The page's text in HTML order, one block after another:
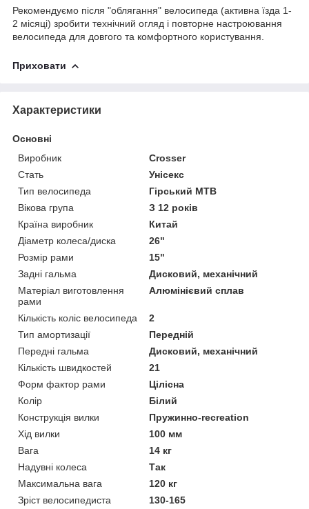
Рекомендуємо після "облягання" велосипеда (активна їзда 1-
2 місяці) зробити технічний огляд і повторне настроювання
велосипеда для довгого та комфортного користування.
Приховати
Характеристики
Основні
Виробник
Crosser
Стать
Унісекс
Тип велосипеда
Гірський MTB
Вікова група
З 12 років
Країна виробник
Китай
Діаметр колеса/диска
26"
Розмір рами
15"
Задні гальма
Дисковий, механічний
Матеріал виготовлення
рами
Алюмінієвий сплав
Кількість коліс велосипеда
2
Тип амортизації
Передній
Передні гальма
Дисковий, механічний
Кількість швидкостей
21
Форм фактор рами
Цілісна
Колір
Білий
Конструкція вилки
Пружинно-recreation
Хід вилки
100 мм
Вага
14 кг
Надувні колеса
Так
Максимальна вага
120 кг
Зріст велосипедиста
130-165